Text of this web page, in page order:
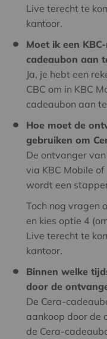
Live terecht te
kantoor.
Moet ik een
cadeaubon aan
Ja, je hebt een
CBC om in KBC
cadeaubon aan
Hoe moet de
gebruiken om
De ontvanger
via KBC Mobile
wordt een
Toch nog vragen
en kies optie 4
Live terecht te
kantoor.
Binnen welke
door de
De Cera-
aankoop door de
de Cera-